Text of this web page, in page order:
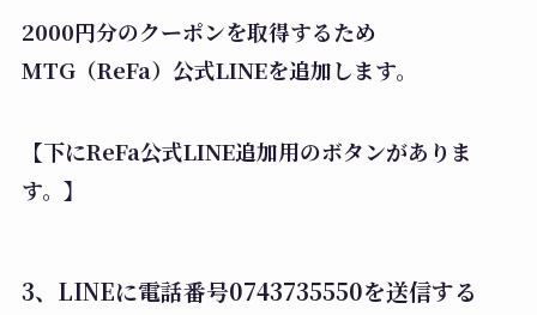
2000円分のクーポンを取得するため
MTG（ReFa）公式LINEを追加します。
【下にReFa公式LINE追加用のボタンがありま
す。】
3、LINEに電話番号0743735550を送信する